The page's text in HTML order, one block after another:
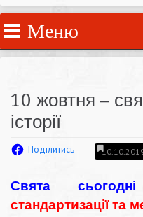
Меню
10 жовтня –
історії
Поділитись
Свята сьогодні
стандартизації та